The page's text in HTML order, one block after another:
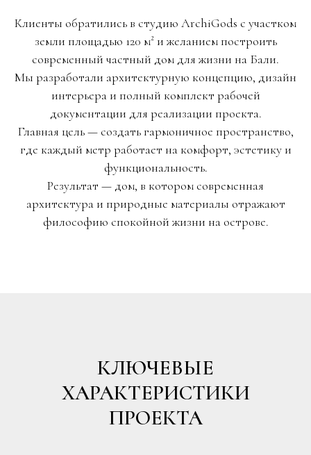
Клиенты обратились в студию ArchiGods с участком
земли площадью 120 м² и желанием построить
современный частный дом для жизни на Бали.
Мы разработали архитектурную концепцию, дизайн
интерьера и полный комплект рабочей
документации для реализации проекта.
Главная цель — создать гармоничное пространство,
где каждый метр работает на комфорт, эстетику и
функциональность.
Результат — дом, в котором современная
архитектура и природные материалы отражают
философию спокойной жизни на острове.
КЛЮЧЕВЫЕ
ХАРАКТЕРИСТИКИ
ПРОЕКТА